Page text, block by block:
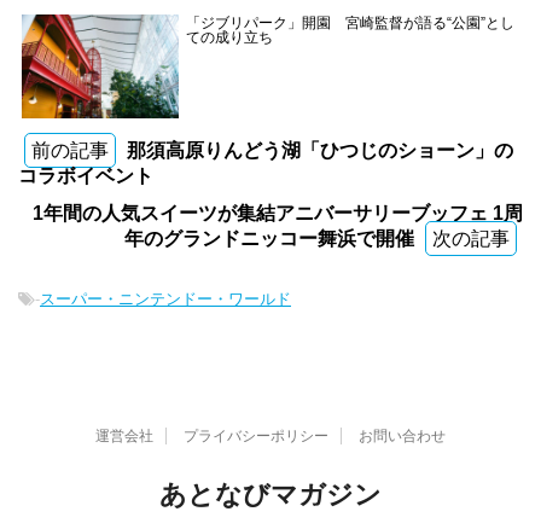
「ジブリパーク」開園 宮崎監督が語る“公園”とし
ての成り立ち
前の記事
那須高原りんどう湖「ひつじのショーン」の
コラボイベント
1年間の人気スイーツが集結アニバーサリーブッフェ 1周
年のグランドニッコー舞浜で開催
次の記事
-スーパー・ニンテンドー・ワールド
運営会社 プライバシーポリシー お問い合わせ
あとなびマガジン